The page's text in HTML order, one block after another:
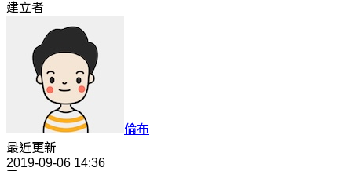
建立者
倫布
最近更新
2019-09-06 14:36